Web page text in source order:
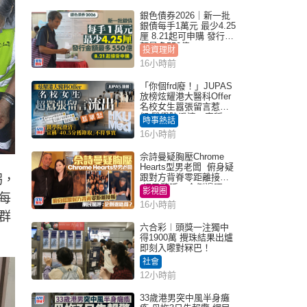
銀色債券2026｜新一批
銀債每手1萬元 最少4.25
厘 8.21起可申購 發行金
額最多550億
投資理財
16小時前
「你個frd廢！」JUPAS
放榜炫耀港大醫科Offer
名校女生囂張留言惹眾
怒 醫學院澄清：宣稱
「40.5分獲錄取」不符事
實｜Juicy叮
時事熱話
16小時前
佘詩曼疑胸壓Chrome
Hearts型男老闆 俯身疑
跟對方背脊零距離接觸
網民驚呼：企側邊唔
得？
影視圈
16小時前
六合彩︱頭獎一注獨中
得1900萬 攪珠結果出爐
即刻入嚟對冧巴！
社會
12小時前
33歲港男突中風半身癱